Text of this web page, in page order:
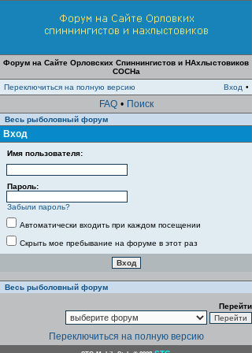
Форум на Сайте Орловских Спиннингистов и НАхлыстовиков
СОСНа
Переключиться на полную версию
Вход •
FAQ • Поиск
Весь рыболовный форум
Вход
Имя пользователя:
Пароль:
Забыли пароль?
Автоматически входить при каждом посещении
Скрыть мое пребывание на форуме в этот раз
Весь рыболовный форум
Перейти
Переключиться на полную версию